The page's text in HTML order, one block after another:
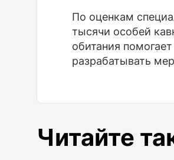
По оценкам
тысячи особей
обитания
разрабатывать
Читайте